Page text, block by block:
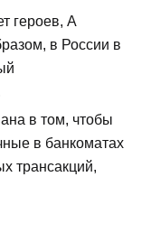
героев, А
в России в
в том, чтобы
в банкоматах
трансакций,